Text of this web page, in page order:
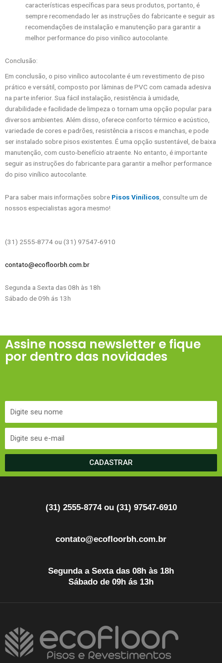
características específicas para seus produtos, portanto, é
sempre recomendado ler as instruções do fabricante e seguir as
recomendações de instalação e manutenção para garantir a
melhor performance do piso vinílico autocolante.
Conclusão:
Em conclusão, o piso vinílico autocolante é um revestimento de piso
prático e versátil, composto por lâminas de PVC com camada adesiva
na parte inferior. Sua fácil instalação, resistência à umidade,
durabilidade e facilidade de limpeza o tornam uma opção popular para
diversos ambientes. Além disso, oferece conforto térmico e acústico,
variedade de cores e padrões, resistência a riscos e manchas, e pode
ser instalado sobre pisos existentes. É uma opção sustentável, de baixa
manutenção, com custo-benefício atraente. No entanto, é importante
seguir as instruções do fabricante para garantir a melhor performance
do piso vinílico autocolante.
Para saber mais informações sobre Pisos Vinílicos, consulte um de
nossos especialistas agora mesmo!
(31) 2555-8774 ou (31) 97547-6910
contato@ecofloorbh.com.br
Segunda a Sexta das 08h às 18h
Sábado de 09h ás 13h
Assine nossa newsletter e fique
por dentro das novidades
CADASTRAR
(31) 2555-8774 ou (31) 97547-6910
contato@ecofloorbh.com.br
Segunda a Sexta das 08h às 18h
Sábado de 09h ás 13h